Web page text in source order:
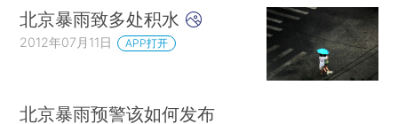
北京暴雨致多处积水
2012年07月11日 APP打开
北京暴雨预警该如何发布